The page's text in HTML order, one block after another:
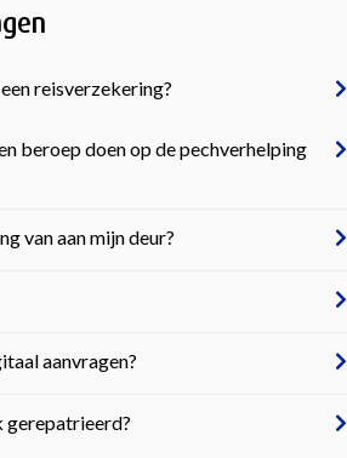
reisverzekering?
beroep doen op de pechverhelping
van aan mijn deur?
aanvragen?
gerepatrieerd?